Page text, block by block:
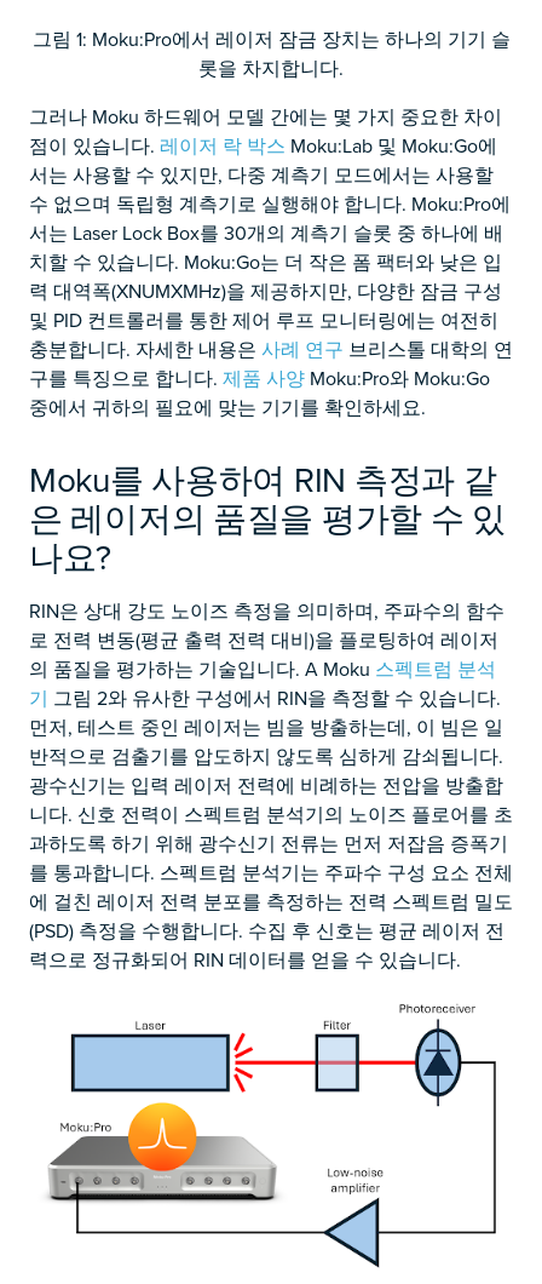
그림 1: Moku:Pro에서 레이저 잠금 장치는 하나의 기기 슬
롯을 차지합니다.
그러나 Moku 하드웨어 모델 간에는 몇 가지 중요한 차이
점이 있습니다. 레이저 락 박스 Moku:Lab 및 Moku:Go에
서는 사용할 수 있지만, 다중 계측기 모드에서는 사용할
수 없으며 독립형 계측기로 실행해야 합니다. Moku:Pro에
서는 Laser Lock Box를 30개의 계측기 슬롯 중 하나에 배
치할 수 있습니다. Moku:Go는 더 작은 폼 팩터와 낮은 입
력 대역폭(XNUMXMHz)을 제공하지만, 다양한 잠금 구성
및 PID 컨트롤러를 통한 제어 루프 모니터링에는 여전히
충분합니다. 자세한 내용은 사례 연구 브리스톨 대학의 연
구를 특징으로 합니다. 제품 사양 Moku:Pro와 Moku:Go
중에서 귀하의 필요에 맞는 기기를 확인하세요.
Moku를 사용하여 RIN 측정과 같
은 레이저의 품질을 평가할 수 있
나요?
RIN은 상대 강도 노이즈 측정을 의미하며, 주파수의 함수
로 전력 변동(평균 출력 전력 대비)을 플로팅하여 레이저
의 품질을 평가하는 기술입니다. A Moku 스펙트럼 분석
기 그림 2와 유사한 구성에서 RIN을 측정할 수 있습니다.
먼저, 테스트 중인 레이저는 빔을 방출하는데, 이 빔은 일
반적으로 검출기를 압도하지 않도록 심하게 감쇠됩니다.
광수신기는 입력 레이저 전력에 비례하는 전압을 방출합
니다. 신호 전력이 스펙트럼 분석기의 노이즈 플로어를 초
과하도록 하기 위해 광수신기 전류는 먼저 저잡음 증폭기
를 통과합니다. 스펙트럼 분석기는 주파수 구성 요소 전체
에 걸친 레이저 전력 분포를 측정하는 전력 스펙트럼 밀도
(PSD) 측정을 수행합니다. 수집 후 신호는 평균 레이저 전
력으로 정규화되어 RIN 데이터를 얻을 수 있습니다.